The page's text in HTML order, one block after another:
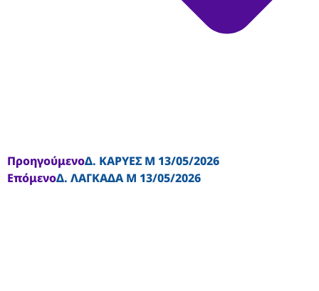
ΠροηγούμενοΔ. ΚΑΡΥΕΣ Μ 13/05/2026
ΕπόμενοΔ. ΛΑΓΚΑΔΑ Μ 13/05/2026